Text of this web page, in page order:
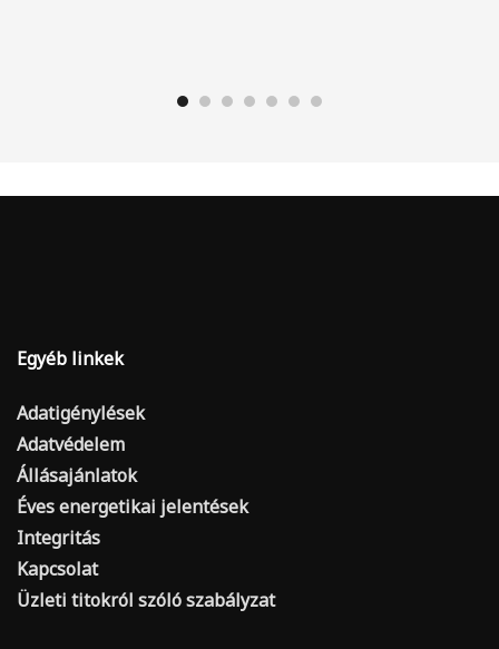
Egyéb linkek
Adatigénylések
Adatvédelem
Állásajánlatok
Éves energetikai jelentések
Integritás
Kapcsolat
Üzleti titokról szóló szabályzat